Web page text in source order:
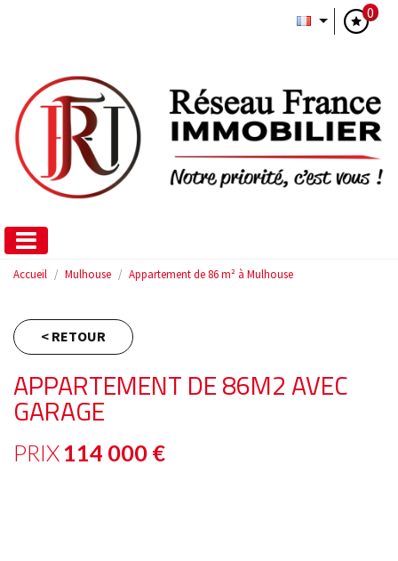
0
Accueil Mulhouse Appartement de 86 m² à Mulhouse
< RETOUR
APPARTEMENT DE 86M2 AVEC
GARAGE
PRIX114 000 €